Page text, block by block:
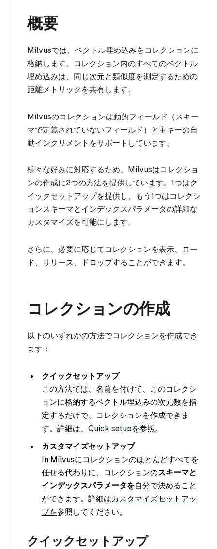
概要
Milvusでは、ベクトル埋め込みをコレクションに
格納します。コレクション内のすべてのベクトル
埋め込みは、同じ次元と類似度を測定するための
距離メトリックを共有します。
Milvusのコレクションは動的フィールド（スキー
マで定義されていないフィールド）と主キーの自
動インクリメントをサポートしています。
様々な好みに対応するため、Milvusはコレクショ
ンの作成に2つの方法を提供しています。1つはク
イックセットアップを提供し、もう1つはコレクシ
ョンスキーマとインデックスパラメータの詳細な
カスタマイズを可能にします。
さらに、必要に応じてコレクションを表示、ロー
ド、リリース、ドロップすることができます。
コレクションの作成
以下のいずれかの方法でコレクションを作成でき
ます：
クイックセットアップ
この方法では、名前を付けて、このコレクシ
ョンに格納するベクトル埋込みの次元数を指
定するだけで、コレクションを作成できま
す。詳細は、 Quick setupを参照。
カスタマイズセットアップ
In Milvusにコレクションのほとんどすべてを
任せる代わりに、コレクションのスキーマと
インデックスパラメータを自分で決めること
ができます。詳細はカスタマイズセットアッ
プを参照してください。
クイックセットアップ